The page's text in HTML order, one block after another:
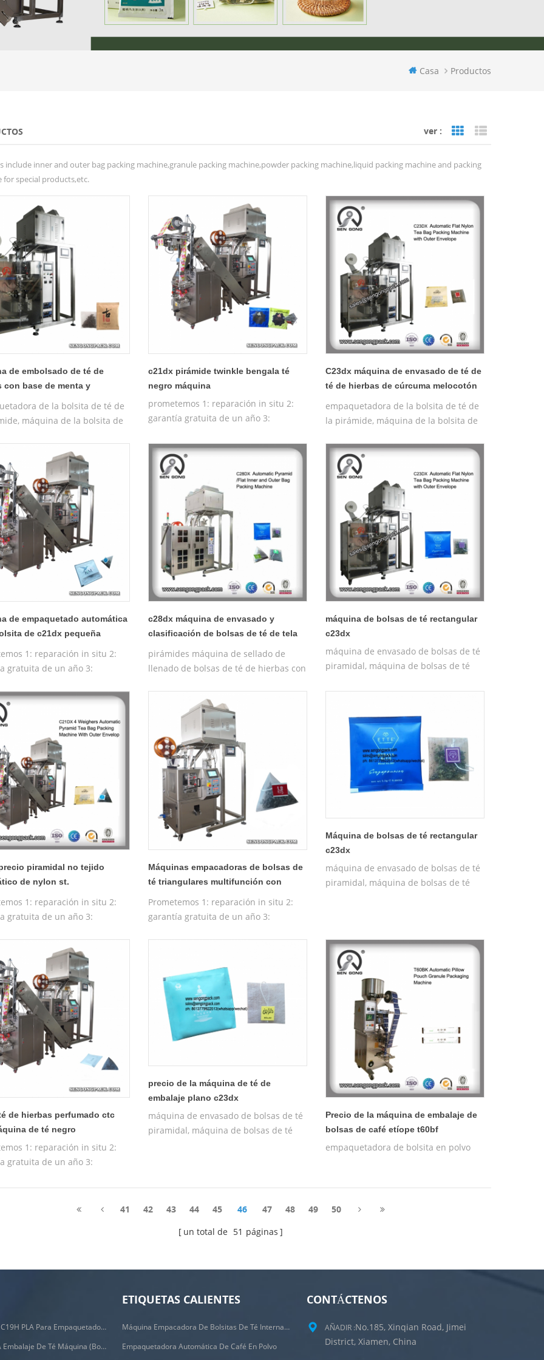
Casa Productos
ver : Grid View
include inner and outer bag packing machine,granule packing machine,powder packing machine,liquid packing machine and packing
for special products,etc.
de embolsado de té de
con base de menta y
de la bolsita de té de
máquina de la bolsita de
c21dx pirámide twinkle bengala té
negro máquina
prometemos 1: reparación in situ 2:
garantía gratuita de un año 3:
capacitación gratuita de la máquina
operativa
C23dx máquina de envasado de té de
té de hierbas de cúrcuma melocotón
empaquetadora de la bolsita de té de
la pirámide, máquina de la bolsita de
de empaquetado automática
de c21dx pequeña
de empaquetado del bolso
las pirámides del triángulo
1: reparación in situ 2:
gratuita de un año 3:
gratuita de la máquina
c28dx máquina de envasado y
clasificación de bolsas de té de tela
no tejida
pirámides máquina de sellado de
llenado de bolsas de té de hierbas con
máquina de embalaje de bolsas
planas internas y externas
máquina de bolsas de té rectangular
c23dx
máquina de envasado de bolsas de té
piramidal, máquina de bolsas de té
piramidal no tejido
de nylon st.
1: reparación in situ 2:
gratuita de un año 3:
gratuita de la máquina
Máquinas empacadoras de bolsas de
té triangulares multifunción con
Prometemos 1: reparación in situ 2:
garantía gratuita de un año 3:
Máquina de bolsas de té rectangular
c23dx
máquina de envasado de bolsas de té
piramidal, máquina de bolsas de té
de hierbas perfumado ctc
de té negro
1: reparación in situ 2:
gratuita de un año 3:
gratuita de la máquina
precio de la máquina de té de
embalaje plano c23dx
máquina de envasado de bolsas de té
piramidal, máquina de bolsas de té
Precio de la máquina de embalaje de
bolsas de café etíope t60bf
empaquetadora de bolsita en polvo
41 42 43 44 45 46 47 48 49
50
un total de 51 páginas
Filtros Biodegradables C19H PLA Para Empaquetadora De Bolsas De Café Por Goteo
C88DX Automático PLA Embalaje De Té Máquina (bolsa Tipo)
ETIQUETAS CALIENTES
Máquina Empacadora De Bolsitas De Té Internas Y Externas
Empaquetadora Automática De Café En Polvo
CONTÁCTENOS
AÑADIR :No.185, Xinqian Road, Jimei
District, Xiamen, China